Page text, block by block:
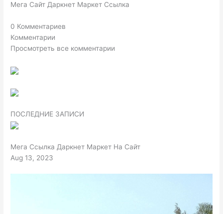
Мега Сайт Даркнет Маркет Ссылка
0 Комментариев
Комментарии
Просмотреть все комментарии
ПОСЛЕДНИЕ ЗАПИСИ
Мега Ссылка Даркнет Маркет На Сайт
Aug 13, 2023